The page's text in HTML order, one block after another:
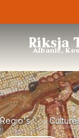
Riksja
Albanië,
Regio's